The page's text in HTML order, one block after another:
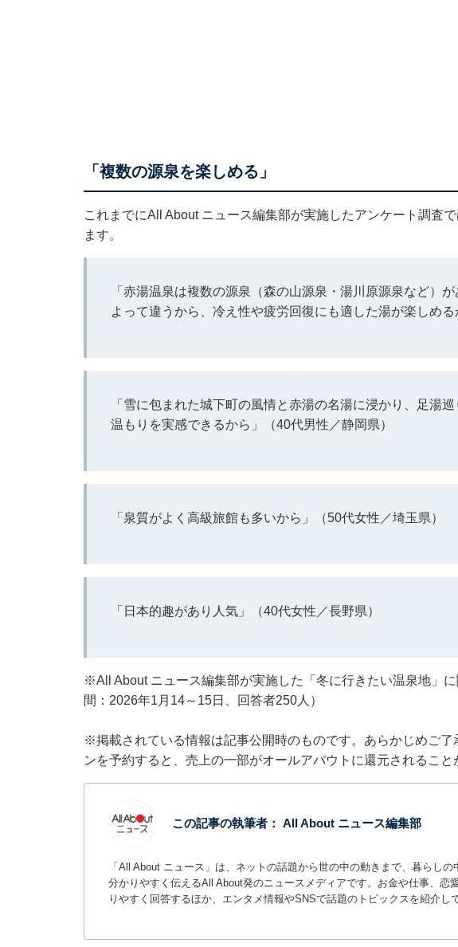
「複数の源泉を楽しめる」
これまでにAll About ニュース編集部が実施したアンケート調査
ます。
「赤湯温泉は複数の源泉（森の山源泉・湯川原源泉など）
よって違うから、冷え性や疲労回復にも適した湯が楽しめる
「雪に包まれた城下町の風情と赤湯の名湯に浸かり、足湯
温もりを実感できるから」（40代男性／静岡県）
「泉質がよく高級旅館も多いから」（50代女性／埼玉県）
「日本的趣があり人気」（40代女性／長野県）
※All About ニュース編集部が実施した「冬に行きたい温泉地」
間：2026年1月14～15日、回答者250人）
※掲載されている情報は記事公開時のものです。あらかじめご
ンを予約すると、売上の一部がオールアバウトに還元されること
この記事の執筆者： All About ニュース編集部
「All About ニュース」は、ネットの話題から世の中の動きまで、暮らし
分かりやすく伝えるAll About発のニュースメディアです。お金や仕事、恋
りやすく回答するほか、エンタメ情報やSNSで話題のトピックスを紹介し